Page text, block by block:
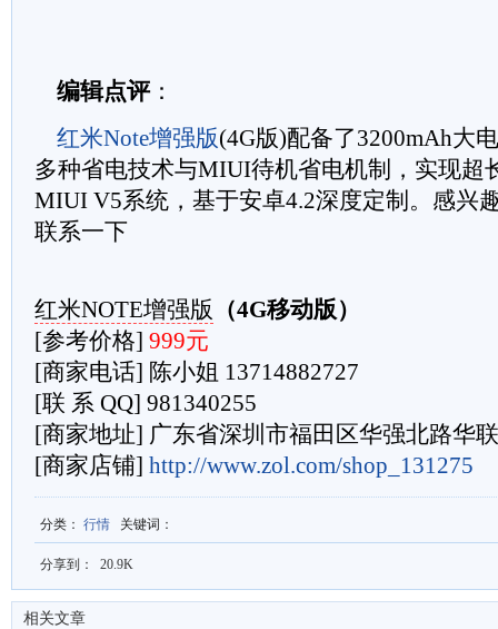
编辑点评：
红米Note增强版(4G版)配备了3200mAh大
多种省电技术与MIUI待机省电机制，实现超
MIUI V5系统，基于安卓4.2深度定制。感兴
联系一下
红米NOTE增强版 （4G移动版）
[参考价格] 999元
[商家电话] 陈小姐 13714882727
[联 系 QQ] 981340255
[商家地址] 广东省深圳市福田区华强北路华
[商家店铺] http://www.zol.com/shop_131275
分类 ： 行情 关键词 ：
分享到： 20.9K
相关文章